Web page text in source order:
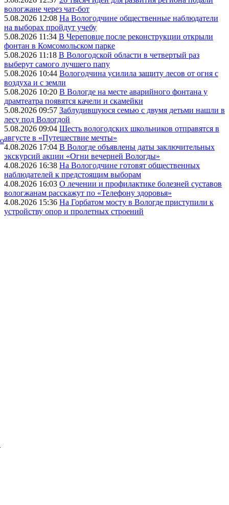
вологжане через чат-бот
5.08.2026 12:08 На Вологодчине общественные наблюдатели
на выборах пройдут учебу
5.08.2026 11:34 В Череповце после реконструкции открыли
фонтан в Комсомольском парке
5.08.2026 11:18 В Вологодской области в четвертый раз
выберут самого лучшего папу
5.08.2026 10:44 Вологодчина усилила защиту лесов от огня с
воздуха и с земли
5.08.2026 10:20 В Вологде на месте аварийного фонтана у
драмтеатра появятся качели и скамейки
5.08.2026 09:57 Заблудившуюся семью с двумя детьми нашли в
лесу под Вологдой
5.08.2026 09:04 Шесть вологодских школьников отправятся в
августе в «Путешествие мечты»
4.08.2026 17:04 В Вологде объявлены даты заключительных
экскурсий акции «Огни вечерней Вологды»
4.08.2026 16:38 На Вологодчине готовят общественных
наблюдателей к предстоящим выборам
4.08.2026 16:03 О лечении и профилактике болезней суставов
вологжанам расскажут по «Телефону здоровья»
4.08.2026 15:36 На Горбатом мосту в Вологде приступили к
устройству опор и пролетных строений